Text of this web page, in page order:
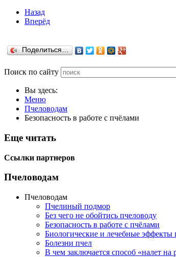
Назад
Вперёд
Поделиться…
Поиск по сайту
Вы здесь:
Меню
Пчеловодам
Безопасность в работе с пчёлами
Еще читать
Ссылки партнеров
Пчеловодам
Пчеловодам
Пчелиный подмор
Без чего не обойтись пчеловоду
Безопасность в работе с пчёлами
Биологические и лечебные эффекты
Болезни пчел
В чем заключается способ «налет на